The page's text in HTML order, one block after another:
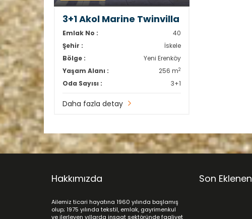
3+1 Akol Marine Twinvilla
Emlak No :
40
Şehir :
İskele
Bölge :
Yeni Erenköy
Yaşam Alanı :
256 m2
Oda Sayısı : 3+1
Daha fazla detay
Hakkımızda
Ailemiz ticari hayatına 1960 yılında başlamış
olup; 1975 yılında tekstil, emlak, gayrimenkul
ve ilerleyen yıllarda inşaat sektöründe faaliyet
Son